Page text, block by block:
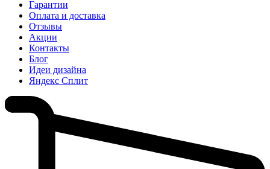
Гарантии
Оплата и доставка
Отзывы
Акции
Контакты
Блог
Идеи дизайна
Яндекс Сплит